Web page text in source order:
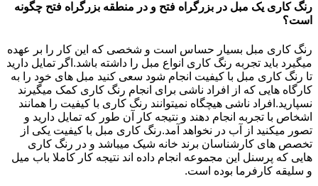
رنگ کاری یک مبل در بزرگراه فتح و در منطقه بزرگراه فتح چگونه
است؟
رنگ کاری مبل بسیار حساس است و شخصی که این کار را بر عهده
میگیرد باید تجربه رنگ کاری انواع مبل را داشته باشد.اگر تمایل دارید
تا رنگ کاری مبل با کیفیت انجام شود سعی کنید مبل های خود را به
کارگاه هایی که از افراد ناشی برای انجام رنگ کاری کمک میگیرند
نسپارید.افراد ناشی هیچگاه نمیتوانند رنگ کاری با کیفیت را همانند
اشخاص با تجربه انجام دهند و نتیجه کار آن طور که تمایل دارید و
تصور میکنید از آب در نخواهد آمد.رنگ کاری مبل با کیفیت یکی از
تخصص های کارشناسان برند خانه شیک میباشد و در رنگ کاری
هایی که پرسنل این مجموعه انجام داده اند نتیجه کار کاملا باب میل
و سلیقه کارفرما بوده است.